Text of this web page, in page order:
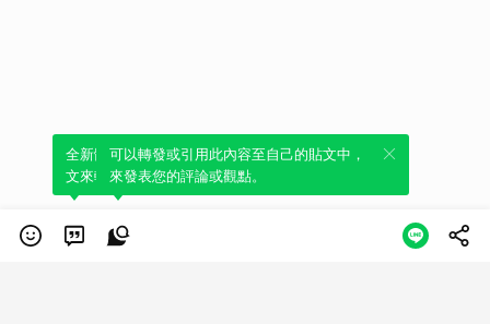
全新體驗！一鍵引用此內容，透過發布貼
文來輕鬆表達個人立場。
可以轉發或引用此內容至自己的貼文中，
來發表您的評論或觀點。